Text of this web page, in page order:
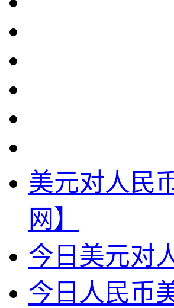
美元对人民
网】
今日美元对
今日人民币